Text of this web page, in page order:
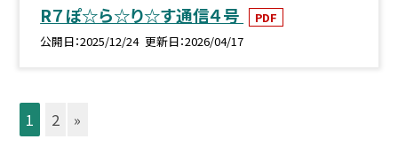
R７ぽ☆ら☆り☆す通信４号
PDF
公開日 2025/12/24 更新日 2026/04/17
1 2 »